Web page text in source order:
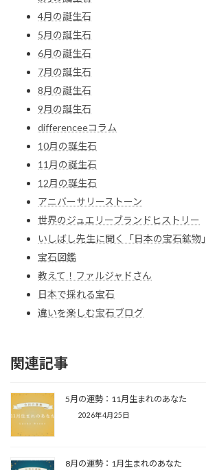
4月の誕生石
5月の誕生石
6月の誕生石
7月の誕生石
8月の誕生石
9月の誕生石
differenceeコラム
10月の誕生石
11月の誕生石
12月の誕生石
アニバーサリーストーン
世界のジュエリーブランドヒストリー
いしばし先生に聞く「日本の宝石鉱物」
宝石図鑑
教えて！ファルジャドさん
日本で採れる宝石
違いを楽しむ宝石ブログ
関連記事
5月の運勢：11月生まれのあなた
2026年4月25日
8月の運勢：1月生まれのあなた